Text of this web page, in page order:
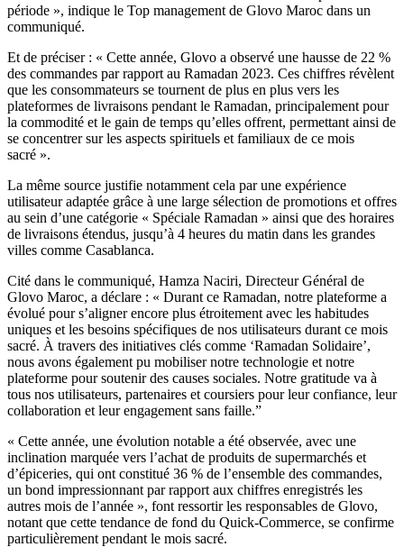
période », indique le Top management de Glovo Maroc dans un
communiqué.
Et de préciser : « Cette année, Glovo a observé une hausse de 22 %
des commandes par rapport au Ramadan 2023. Ces chiffres révèlent
que les consommateurs se tournent de plus en plus vers les
plateformes de livraisons pendant le Ramadan, principalement pour
la commodité et le gain de temps qu’elles offrent, permettant ainsi de
se concentrer sur les aspects spirituels et familiaux de ce mois
sacré ».
La même source justifie notamment cela par une expérience
utilisateur adaptée grâce à une large sélection de promotions et offres
au sein d’une catégorie « Spéciale Ramadan » ainsi que des horaires
de livraisons étendus, jusqu’à 4 heures du matin dans les grandes
villes comme Casablanca.
Cité dans le communiqué, Hamza Naciri, Directeur Général de
Glovo Maroc, a déclare : « Durant ce Ramadan, notre plateforme a
évolué pour s’aligner encore plus étroitement avec les habitudes
uniques et les besoins spécifiques de nos utilisateurs durant ce mois
sacré. À travers des initiatives clés comme ‘Ramadan Solidaire’,
nous avons également pu mobiliser notre technologie et notre
plateforme pour soutenir des causes sociales. Notre gratitude va à
tous nos utilisateurs, partenaires et coursiers pour leur confiance, leur
collaboration et leur engagement sans faille.”
« Cette année, une évolution notable a été observée, avec une
inclination marquée vers l’achat de produits de supermarchés et
d’épiceries, qui ont constitué 36 % de l’ensemble des commandes,
un bond impressionnant par rapport aux chiffres enregistrés les
autres mois de l’année », font ressortir les responsables de Glovo,
notant que cette tendance de fond du Quick-Commerce, se confirme
particulièrement pendant le mois sacré.